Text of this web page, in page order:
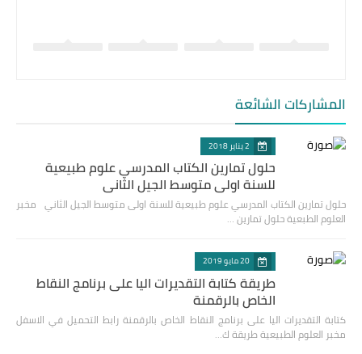
المشاركات الشائعة
2 يناير 2018
حلول تمارين الكتاب المدرسي علوم طبيعية
للسنة اولى متوسط الجيل الثاني
حلول تمارين الكتاب المدرسي علوم طبيعية للسنة اولى متوسط الجيل الثاني مخبر
العلوم الطبعية حلول تمارين …
20 مايو 2019
طريقة كتابة التقديرات اليا على برنامج النقاط
الخاص بالرقمنة
كتابة التقديرات اليا على برنامج النقاط الخاص بالرقمنة رابط التحميل في الاسفل
مخبر العلوم الطبيعية طريقة ك…